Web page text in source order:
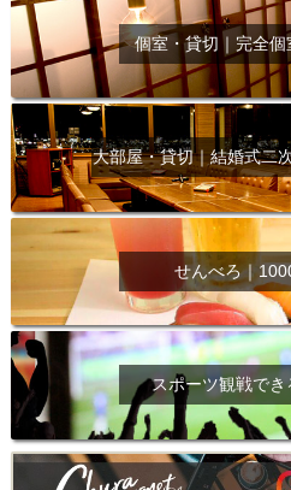
個室・貸切｜完全個
大部屋・貸切｜結婚式二
せんべろ｜
スポーツ観戦でき